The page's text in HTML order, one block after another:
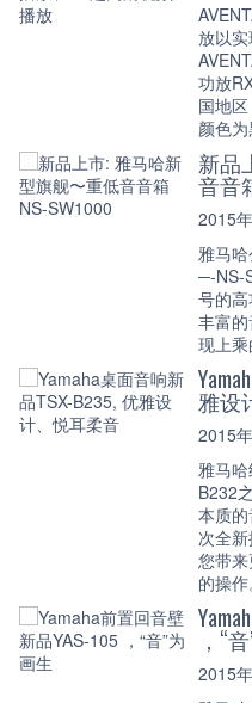
放以
功放
国地
颜色为
新品
音音
2015
雅马
─-NS-
号的
丰富
现上乘
雅设
2015
雅马
B232
本质
次全
您带
的操作。
，“
2015